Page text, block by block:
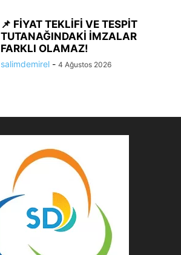
📌 FİYAT TEKLİFİ VE TESPİT
TUTANAĞINDAKİ İMZALAR
FARKLI OLAMAZ!
salimdemirel - 4 Ağustos 2026